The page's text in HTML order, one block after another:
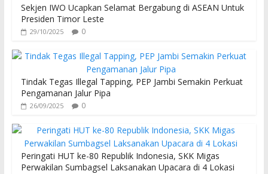
Sekjen IWO Ucapkan Selamat Bergabung di ASEAN Untuk
Presiden Timor Leste
29/10/2025 0
Tindak Tegas Illegal Tapping, PEP Jambi Semakin Perkuat
Pengamanan Jalur Pipa
26/09/2025 0
Peringati HUT ke-80 Republik Indonesia, SKK Migas
Perwakilan Sumbagsel Laksanakan Upacara di 4 Lokasi